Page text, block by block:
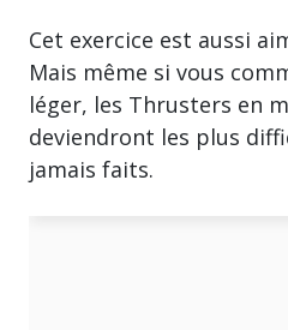
Cet exercice est aussi
Mais même si vous
léger, les Thrusters en
deviendront les plus
jamais faits.